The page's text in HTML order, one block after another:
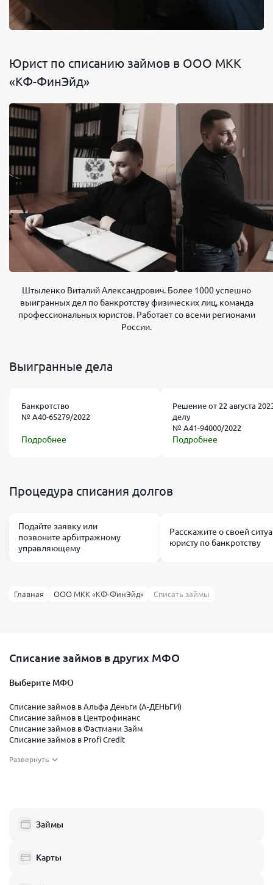
Юрист по списанию займов в ООО МКК
«КФ-ФинЭйд»
Штыленко Виталий Александрович. Более 1000 успешно
выигранных дел по банкротству физических лиц, команда
профессиональных юристов. Работает со всеми регионами
России.
Выигранные дела
Банкротство
№ А40-65279/2022
Подробнее
Решение от 22 августа
делу
№ А41-94000/2022
Подробнее
Процедура списания долгов
Подайте заявку или
позвоните арбитражному
управляющему
Расскажите о своей
юристу по банкротству
Главная ООО МКК «КФ-ФинЭйд» Списать займы
Списание займов в других МФО
Выберите МФО
Списание займов в Альфа Деньги (А-ДЕНЬГИ)
Списание займов в Центрофинанс
Списание займов в Фастмани Займ
Списание займов в Profi Credit
Списание займов в Смарт Займ
Списание займов в Финлайнер
Списание займов в Быстроденьги
Развернуть
Займы
Карты